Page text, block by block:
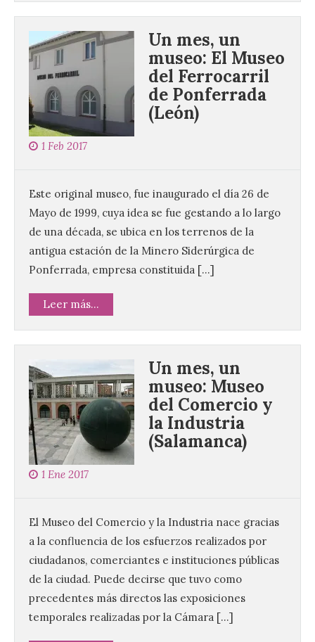
Un mes, un
museo: El Museo
del Ferrocarril
de Ponferrada
(León)
1 Feb 2017
Este original museo, fue inaugurado el día 26 de
Mayo de 1999, cuya idea se fue gestando a lo largo
de una década, se ubica en los terrenos de la
antigua estación de la Minero Siderúrgica de
Ponferrada, empresa constituida […]
Leer más...
Un mes, un
museo: Museo
del Comercio y
la Industria
(Salamanca)
1 Ene 2017
El Museo del Comercio y la Industria nace gracias
a la confluencia de los esfuerzos realizados por
ciudadanos, comerciantes e instituciones públicas
de la ciudad. Puede decirse que tuvo como
precedentes más directos las exposiciones
temporales realizadas por la Cámara […]